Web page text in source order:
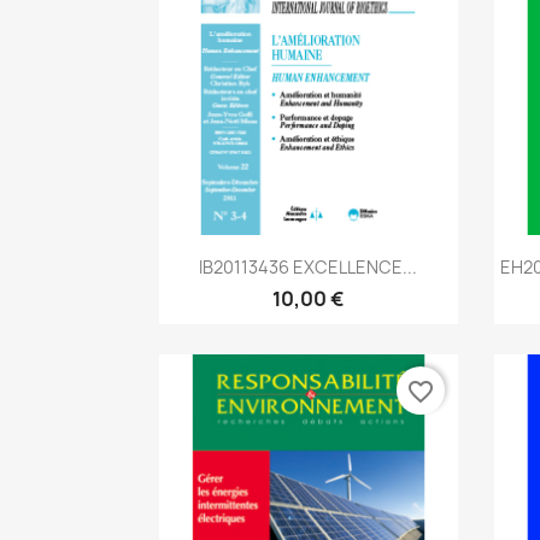
Aperçu rapide
IB20113436 EXCELLENCE...
10,00 €
favorite_border